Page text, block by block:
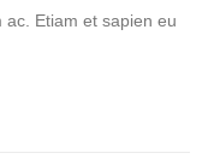
Etiam et sapien eu